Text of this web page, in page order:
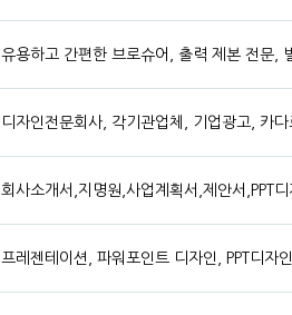
유용하고 간편한 브로슈어, 출력 제본 전문,
디자인전문회사, 각기관업체, 기업광고, 카
회사소개서,지명원,사업계획서,제안서,PPT
프레젠테이션, 파워포인트 디자인, PPT디자